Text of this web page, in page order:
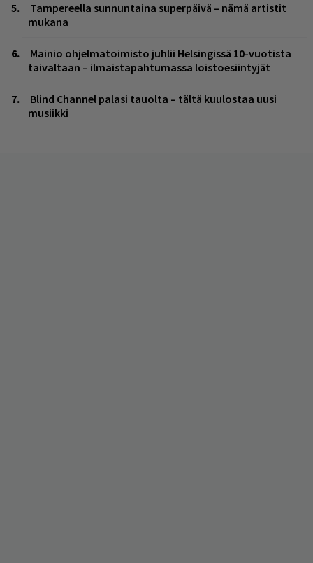
Tampereella sunnuntaina superpäivä – nämä artistit
mukana
Mainio ohjelmatoimisto juhlii Helsingissä 10-vuotista
taivaltaan – ilmaistapahtumassa loistoesiintyjät
Blind Channel palasi tauolta – tältä kuulostaa uusi
musiikki